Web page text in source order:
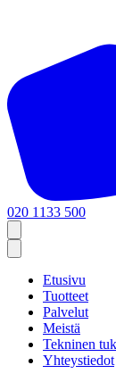
020 1133 500
Etusivu
Tuotteet
Palvelut
Meistä
Tekninen
Yhteystiedot